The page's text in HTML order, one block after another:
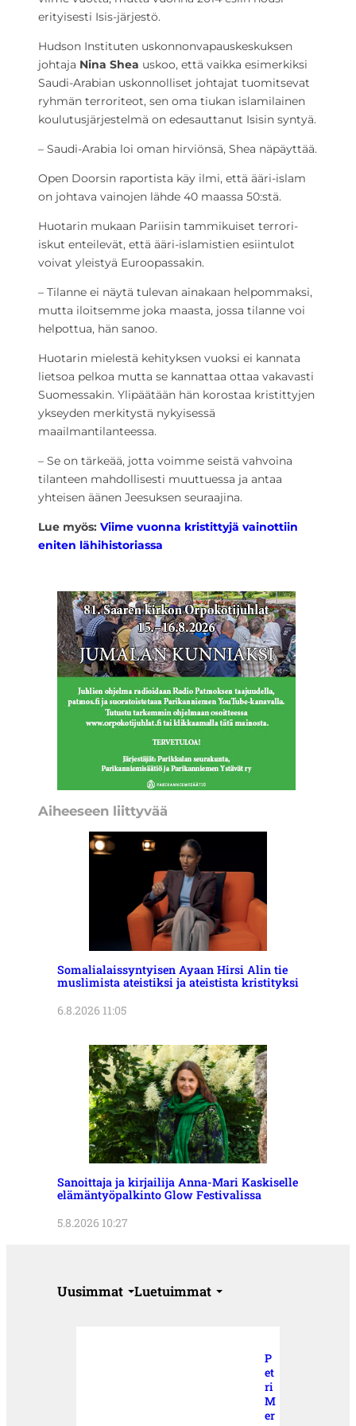
erityisesti Isis-järjestö.
Hudson Instituten uskonnonvapauskeskuksen
johtaja Nina Shea uskoo, että vaikka esimerkiksi
Saudi-Arabian uskonnolliset johtajat tuomitsevat
ryhmän terroriteot, sen oma tiukan islamilainen
koulutusjärjestelmä on edesauttanut Isisin syntyä.
– Saudi-Arabia loi oman hirviönsä, Shea näpäyttää.
Open Doorsin raportista käy ilmi, että ääri-islam
on johtava vainojen lähde 40 maassa 50:stä.
Huotarin mukaan Pariisin tammikuiset terrori-
iskut enteilevät, että ääri-islamistien esiintulot
voivat yleistyä Euroopassakin.
– Tilanne ei näytä tulevan ainakaan helpommaksi,
mutta iloitsemme joka maasta, jossa tilanne voi
helpottua, hän sanoo.
Huotarin mielestä kehityksen vuoksi ei kannata
lietsoa pelkoa mutta se kannattaa ottaa vakavasti
Suomessakin. Ylipäätään hän korostaa kristittyjen
ykseyden merkitystä nykyisessä
maailmantilanteessa.
– Se on tärkeää, jotta voimme seistä vahvoina
tilanteen mahdollisesti muuttuessa ja antaa
yhteisen äänen Jeesuksen seuraajina.
Lue myös: Viime vuonna kristittyjä vainottiin
eniten lähihistoriassa
Aiheeseen liittyvää
Somalialaissyntyisen Ayaan Hirsi Alin tie
muslimista ateistiksi ja ateistista kristityksi
6.8.2026 11:05
Sanoittaja ja kirjailija Anna-Mari Kaskiselle
elämäntyöpalkinto Glow Festivalissa
5.8.2026 10:27
Uusimmat Luetuimmat
P
et
ri
M
er